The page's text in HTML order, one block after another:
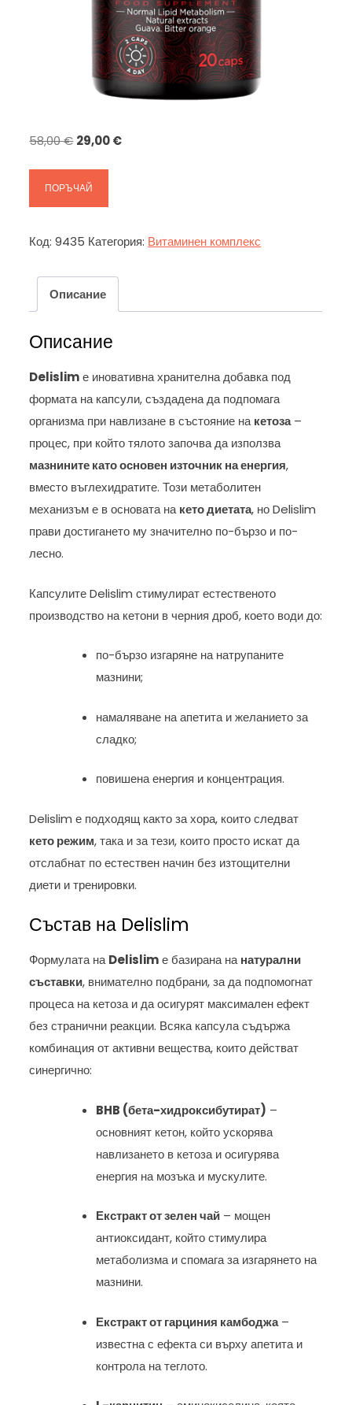
58,00€ Original
was:
58,00 €.
29,00€Текущата
ПОРЪЧАЙ
Код:9435 Категория: Витаминен комплекс
Описание
Описание
Delislimе иновативна хранителна добавка под
формата на капсули, създадена да подпомага
организма при навлизане в състояние накетоза–
процес, при който тялото започва да използва
мазнините като основен източник на енергия,
вместо въглехидратите. Този метаболитен
механизъм е в основата накето диетата, но Delislim
прави достигането му значително по-бързо и по-
лесно.
Капсулите Delislim стимулират естественото
производство на кетони в черния дроб, което води до:
по-бързо изгаряне на натрупаните
мазнини;
намаляване на апетита и желанието за
сладко;
повишена енергия и концентрация.
Delislim е подходящ както за хора, които следват
кето режим, така и за тези, които просто искат да
отслабнат по естествен начин без изтощителни
диети и тренировки.
Състав на Delislim
Формулата наDelislimе базирана нанатурални
съставки, внимателно подбрани, за да подпомогнат
процеса на кетоза и да осигурят максимален ефект
без странични реакции. Всяка капсула съдържа
комбинация от активни вещества, които действат
синергично:
BHB (бета-хидроксибутират) –
основният кетон, който ускорява
навлизането в кетоза и осигурява
енергия на мозъка и мускулите.
Екстракт от зелен чай – мощен
антиоксидант, който стимулира
метаболизма и спомага за изгарянето на
мазнини.
Екстракт от гарциния камбоджа–
известна с ефекта си върху апетита и
контрола на теглото.